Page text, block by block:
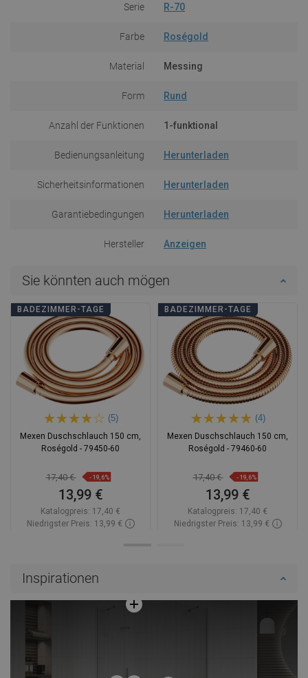
Serie R-70
Farbe Roségold
Material Messing
Form Rund
Anzahl der Funktionen 1-funktional
Bedienungsanleitung Herunterladen
Sicherheitsinformationen Herunterladen
Garantiebedingungen Herunterladen
Hersteller Anzeigen
Sie könnten auch mögen
BADEZIMMER-TAGE
(5)
Mexen Duschschlauch 150 cm,
Roségold - 79450-60
17,40 € -19,6%
13,99 €
Katalogpreis: 17,40 €
Niedrigster Preis: 13,99 €
BADEZIMMER-TAGE
(4)
Mexen Duschschlauch 150 cm,
Roségold - 79460-60
17,40 € -19,6%
13,99 €
Katalogpreis: 17,40 €
Niedrigster Preis: 13,99 €
Inspirationen